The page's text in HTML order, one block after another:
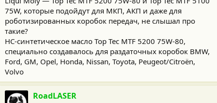
75W, которые подойдут для МКП, АКП и даже для
роботизированных коробок передач, не слышал про
такие?
НС-синтетическое масло Top Tec MTF 5200 75W-80,
специально создавалось для раздаточных коробок BMW,
Ford, GM, Opel, Honda, Nissan, Toyota, Peugeot/Citroën,
Volvo
RoadLASER